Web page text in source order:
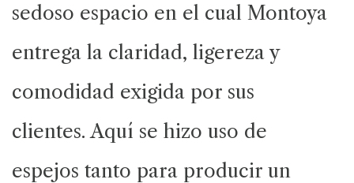
sedoso espacio en el cual Montoya
entrega la claridad, ligereza y
comodidad exigida por sus
clientes. Aquí se hizo uso de
espejos tanto para producir un